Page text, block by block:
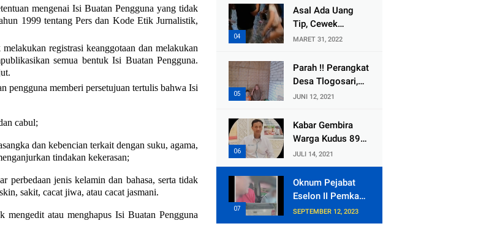
mengenai Isi Buatan Pengguna yang tidak
1999 tentang Pers dan Kode Etik Jurnalistik,
registrasi keanggotaan dan melakukan
semua bentuk Isi Buatan Pengguna.
pengguna memberi persetujuan tertulis bahwa Isi
cabul;
dan kebencian terkait dengan suku, agama,
tindakan kekerasan;
perbedaan jenis kelamin dan bahasa, serta tidak
sakit, cacat jiwa, atau cacat jasmani.
atau menghapus Isi Buatan Pengguna
Diembat, ,
Perangkat Desa
Selewengkan
Bantuan Mushola
Asal Ada Uang
Tip, Cewek
Pemandu Karaoke
Bersedia Bugil
MARET 31, 2022
Parah !! Perangkat
Desa Tlogosari,
Kecamatan
Embat Dana Bedah
Rumah dari
JUNI 12, 2021
Kabar Gembira
Warga Kudus 89
Persen RT di
Kudus Zona Hijau
JULI 14, 2021
Oknum Pejabat
Eselon II Pemkab
Lampung Utara
Asik Ngobrol
SEPTEMBER 12, 2023